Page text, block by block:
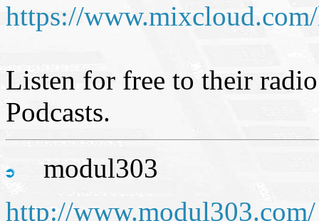
https://
Listen for free to their
Podcasts.
modul303
http://www.modul303.com/